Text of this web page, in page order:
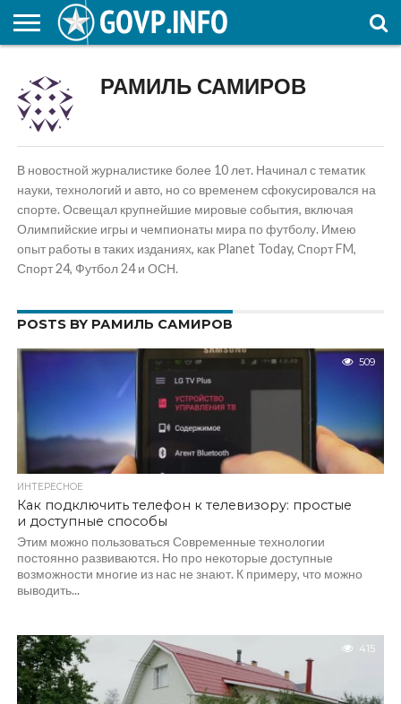
ОБЩЕСТВО
ЭКОНОМИКА
ПОЛИТИКА
ПРОИСШЕСТВИЯ
НАУКА И
ОБРАЗОВАНИЕ
КУЛЬТУРА
ЖКХ
СПОРТ
АВТОРСКОЕ
ИНТЕРЕСНОЕРАМИЛЬ САМИРОВ
В новостной журналистике более 10 лет. Начинал с тематик
науки, технологий и авто, но со временем сфокусировался на
спорте. Освещал крупнейшие мировые события, включая
Олимпийские игры и чемпионаты мира по футболу. Имею
опыт работы в таких изданиях, как Planet Today, Спорт FM,
Спорт 24, Футбол 24 и ОСН.
POSTS BY РАМИЛЬ САМИРОВ
509
ИНТЕРЕСНОЕ
Как подключить телефон к телевизору: простые
и доступные способы
Этим можно пользоваться Современные технологии
постоянно развиваются. Но про некоторые доступные
возможности многие из нас не знают. К примеру, что можно
выводить...
415